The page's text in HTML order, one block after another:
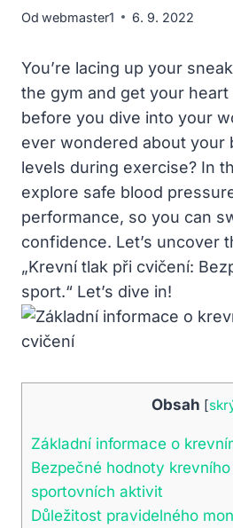
Od webmaster1 6. 9. 2022
You’re lacing up your
the gym and get your
before you dive into your
ever wondered about your
levels during exercise? In
explore safe blood
performance, so you can
confidence. Let’s uncover
„Krevní tlak při cvičení:
sport.“ Let’s dive in!
Obsah [
Základní informace o
Bezpečné hodnoty
sportovních aktivit
Důležitost pravidelného